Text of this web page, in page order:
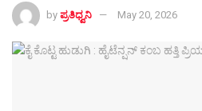
by ಪ್ರತಿಧ್ವನಿ May 20, 2026